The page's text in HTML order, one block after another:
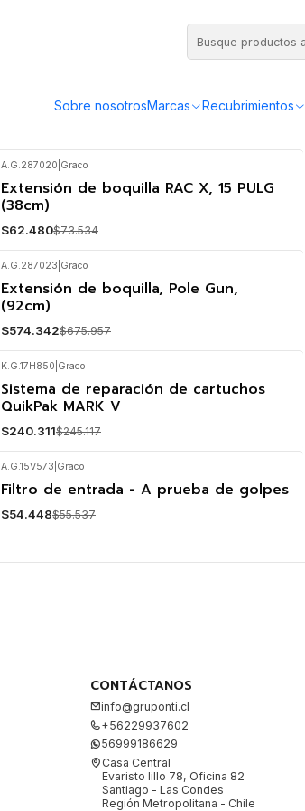
Sobre nosotrosMarcas Recubrimientos
-15%
OFF
A.G.287020 Graco
Extensión de boquilla RAC X, 15 PULG
(38cm)
$62.480$73.534
-15%
OFF
A.G.287023 Graco
Extensión de boquilla, Pole Gun,
(92cm)
$574.342$675.957
-2%
OFF
K.G.17H850 Graco
Sistema de reparación de cartuchos
QuikPak MARK V
$240.311$245.117
-2%
OFF
A.G.15V573 Graco
Filtro de entrada - A prueba de golpes
$54.448$55.537
CONTÁCTANOS
info@gruponti.cl
+56229937602
56999186629
Casa Central
Evaristo lillo 78, Oficina 82
Santiago - Las Condes
Región Metropolitana - Chile